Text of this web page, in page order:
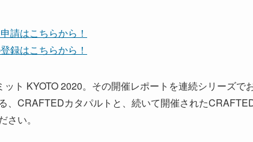
請はこちらから！
録はこちらから！
ト KYOTO 2020。その開催レポートを連続シリーズで
、CRAFTEDカタパルトと、続いて開催された
い。